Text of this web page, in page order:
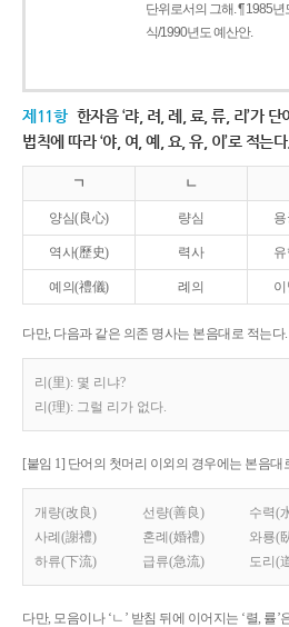
단위로서의 그해. ¶ 1985
식/1990년도 예산안.
제11항 한자음 ‘랴, 려, 례, 료, 류, 리’가
법칙에 따라 ‘야, 여, 예, 요, 유, 이’로 적는
ㄱ ㄴ
양심(良心) 량심
역사(歷史) 력사
예의(禮儀) 례의
다만, 다음과 같은 의존 명사는 본음대로 적는다.
리(里): 몇 리냐?
리(理): 그럴 리가 없다.
[붙임 1] 단어의 첫머리 이외의 경우에는 본음대
개량(改良) 선량(善良) 수력(
사례(謝禮)
혼례(婚禮) 와룡(
하류(下流)
급류(急流) 도리(
다만, 모음이나 ‘ㄴ’ 받침 뒤에 이어지는 ‘렬, 률’